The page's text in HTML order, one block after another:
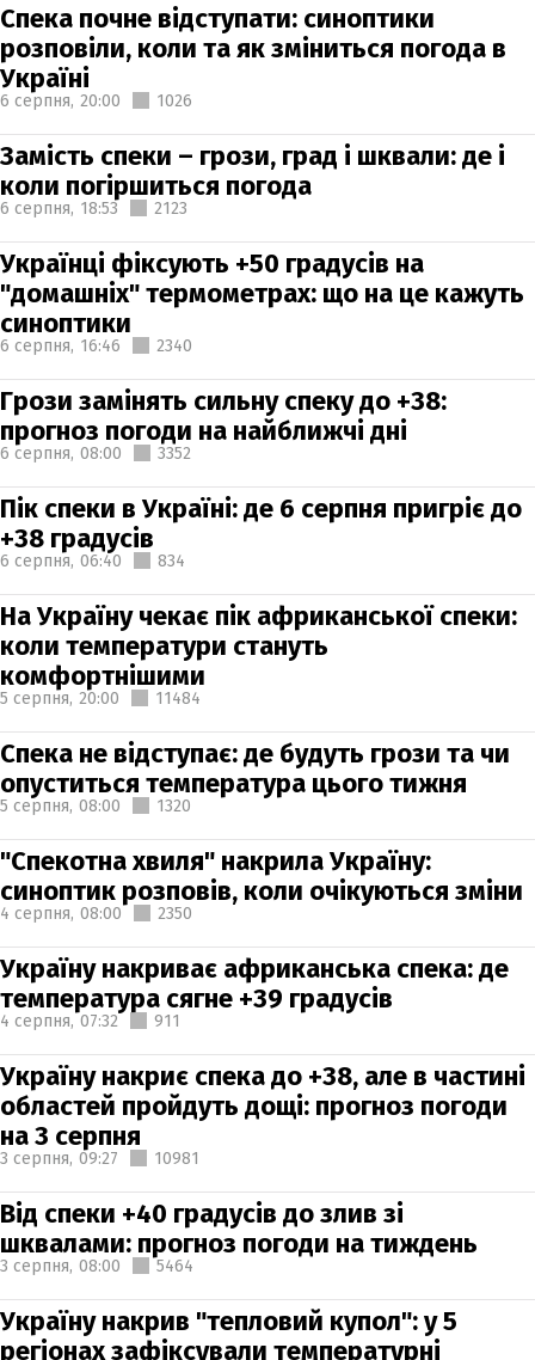
Спека почне відступати: синоптики
розповіли, коли та як зміниться погода в
Україні
6 серпня, 20:00 1026
Замість спеки – грози, град і шквали: де і
коли погіршиться погода
6 серпня, 18:53 2123
Українці фіксують +50 градусів на
"домашніх" термометрах: що на це кажуть
синоптики
6 серпня, 16:46 2340
Грози замінять сильну спеку до +38:
прогноз погоди на найближчі дні
6 серпня, 08:00 3352
Пік спеки в Україні: де 6 серпня пригріє до
+38 градусів
6 серпня, 06:40 834
На Україну чекає пік африканської спеки:
коли температури стануть
комфортнішими
5 серпня, 20:00 11484
Спека не відступає: де будуть грози та чи
опуститься температура цього тижня
5 серпня, 08:00 1320
"Спекотна хвиля" накрила Україну:
синоптик розповів, коли очікуються зміни
4 серпня, 08:00 2350
Україну накриває африканська спека: де
температура сягне +39 градусів
4 серпня, 07:32 911
Україну накриє спека до +38, але в частині
областей пройдуть дощі: прогноз погоди
на 3 серпня
3 серпня, 09:27 10981
Від спеки +40 градусів до злив зі
шквалами: прогноз погоди на тиждень
3 серпня, 08:00 5464
Україну накрив "тепловий купол": у 5
регіонах зафіксували температурні